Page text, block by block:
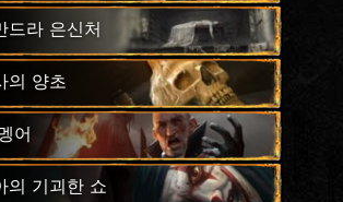
드라 은신처
의 양초
어
의 기괴한 쇼